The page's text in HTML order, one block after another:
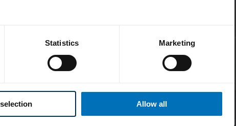
Statistics Marketing
Allow all